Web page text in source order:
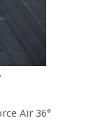
Air 36°